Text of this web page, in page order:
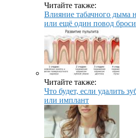
Читайте также:
Влияние табачного дыма
или ещё один повод
Читайте также:
Что будет, если удалить
или имплант